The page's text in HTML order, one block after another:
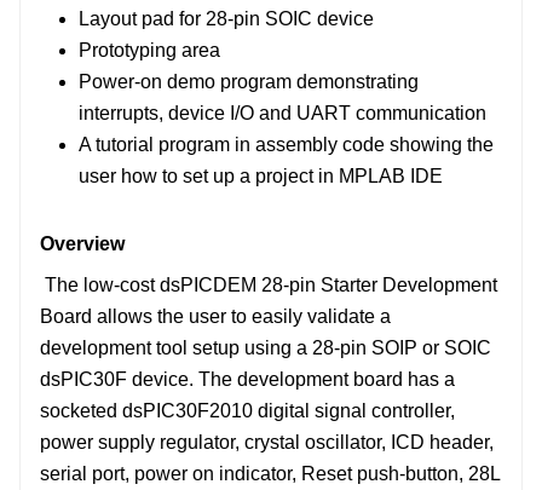
Layout pad for 28-pin SOIC device
Prototyping area
Power-on demo program demonstrating
interrupts, device I/O and UART communication
A tutorial program in assembly code showing the
user how to set up a project in MPLAB IDE
Overview
The low-cost dsPICDEM 28-pin Starter Development
Board allows the user to easily validate a
development tool setup using a 28-pin SOIP or SOIC
dsPIC30F device. The development board has a
socketed dsPIC30F2010 digital signal controller,
power supply regulator, crystal oscillator, ICD header,
serial port, power on indicator, Reset push-button, 28L